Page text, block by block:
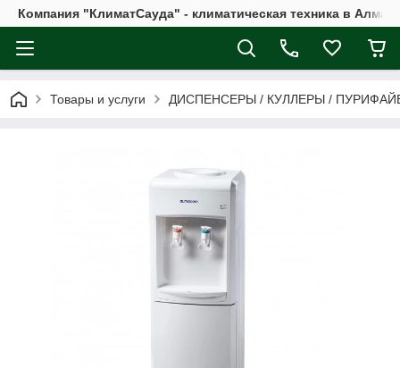
Компания "КлиматСауда" - климатическая техника в
Товары и услуги ДИСПЕНСЕРЫ / КУЛЛЕРЫ /